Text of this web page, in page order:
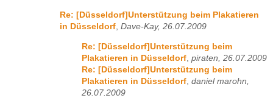
Re: [Düsseldorf]Unterstützung beim Plakatieren
in Düsseldorf Dave-Kay, 26.07.2009
Re: [Düsseldorf]Unterstützung beim
Plakatieren in Düsseldorf piraten, 26.07.2009
Re: [Düsseldorf]Unterstützung beim
Plakatieren in Düsseldorf daniel marohn,
26.07.2009